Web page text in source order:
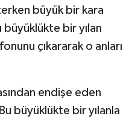
büyük bir kara
büyüklükte bir yılan
çıkararak o anları
endişe eden
büyüklükte bir yılanla